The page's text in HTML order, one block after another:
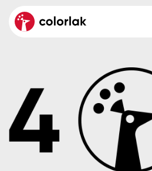
Velkoobchod
Aktuality
Reference
O společnosti
Dřevo
Beton, asfalt,
Colorlak Dekor
Colorlak Profi
Colorlak Pta